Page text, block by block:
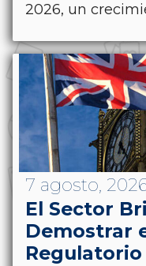
2026, un
7 agosto,
El Sector
Demostrar
Regulatorio